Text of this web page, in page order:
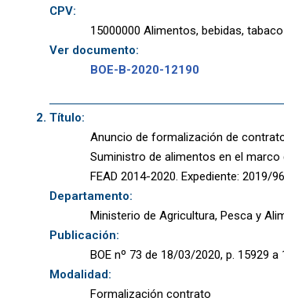
CPV:
15000000 Alimentos, bebidas,
Ver documento:
BOE-B-2020-12190
Título:
Anuncio de formalización de
Suministro de alimentos en el
FEAD 2014-2020. Expediente: 2019/
Departamento:
Ministerio de Agricultura, Pesca y
Publicación:
BOE nº 73 de 18/03/2020, p. 15929 a
Modalidad:
Formalización contrato